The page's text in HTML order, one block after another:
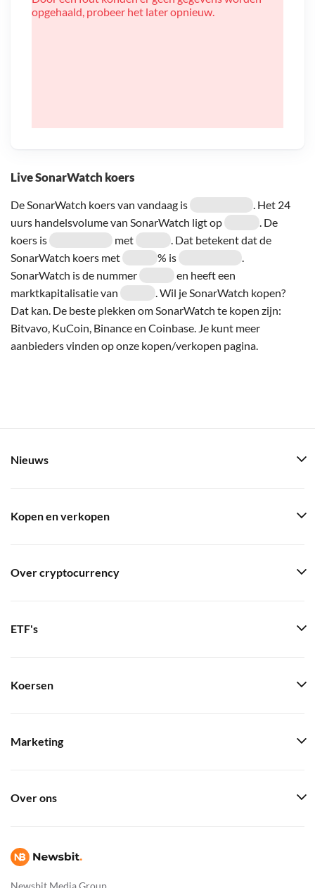
Live SonarWatch koers
De SonarWatch koers van vandaag is
. Het 24
uurs handelsvolume van SonarWatch ligt op
. De
koers is
met
. Dat betekent dat de
SonarWatch koers met
% is
.
SonarWatch is de nummer
en heeft een
marktkapitalisatie van
. Wil je SonarWatch kopen?
Dat kan. De beste plekken om SonarWatch te kopen zijn:
Bitvavo, KuCoin, Binance en Coinbase. Je kunt meer
aanbieders vinden op onze kopen/verkopen pagina.
opgehaald, probeer het later opnieuw.
Newsbit Media Group
Nieuws
Kopen en verkopen
Over cryptocurrency
ETF's
Koersen
Marketing
Over ons